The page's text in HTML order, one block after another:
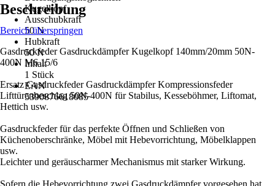
Kugelkopf
Ausschubkraft
50 N
Hubkraft
50 N
Inhalt
1 Stück
EAN
5390876618085
Beschreibung
Bereich überspringen
Gasdruckfeder Gasdruckdämpfer Kugelkopf 140mm/20mm 50N-
400N M6 15/6
Ersatz Gasdruckfeder Gasdruckdämpfer Kompressionsfeder
Lifttürenbeschlag 50N-400N für Stabilus, Kesseböhmer, Liftomat,
Hettich usw.
Gasdruckfeder für das perfekte Öffnen und Schließen von
Küchenoberschränke, Möbel mit Hebevorrichtung, Möbelklappen
usw.
Leichter und geräuscharmer Mechanismus mit starker Wirkung.
Sofern die Hebevorrichtung zwei Gasdruckdämpfer vorgesehen hat,